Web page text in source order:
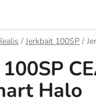
/ Jerkbait 100SP /
Halo